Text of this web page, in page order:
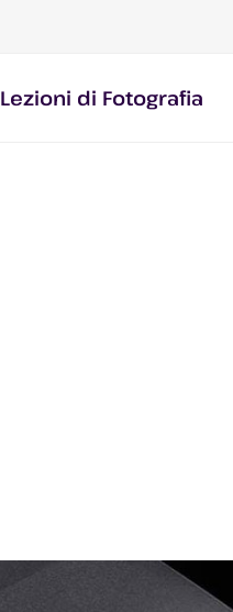
Lezioni di Fotografia